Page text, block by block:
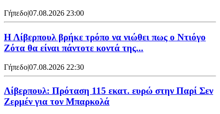
Γήπεδο|07.08.2026 23:00
Η Λίβερπουλ βρήκε τρόπο να νιώθει πως ο Ντιόγο
Ζότα θα είναι πάντοτε κοντά της...
Γήπεδο|07.08.2026 22:30
Λίβερπουλ: Πρόταση 115 εκατ. ευρώ στην Παρί Σεν
Ζερμέν για τον Μπαρκολά